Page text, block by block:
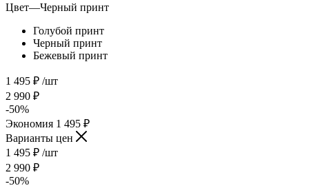
Цвет—Черный принт
Голубой принт
Черный принт
Бежевый принт
1 495 ₽ /шт
2 990 ₽
-50%
Экономия 1 495 ₽
Варианты цен
1 495 ₽ /шт
2 990 ₽
-50%